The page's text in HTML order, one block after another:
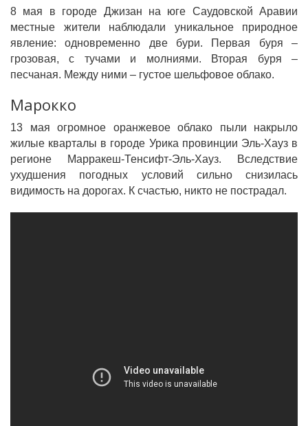
8 мая в городе Джизан на юге Саудовской Аравии
местные жители наблюдали уникальное природное
явление: одновременно две бури. Первая буря –
грозовая, с тучами и молниями. Вторая буря –
песчаная. Между ними – густое шельфовое облако.
Марокко
13 мая огромное оранжевое облако пыли накрыло
жилые кварталы в городе Урика провинции Эль-Хауз в
регионе Марракеш-Тенсифт-Эль-Хауз. Вследствие
ухудшения погодных условий сильно снизилась
видимость на дорогах. К счастью, никто не пострадал.